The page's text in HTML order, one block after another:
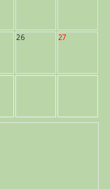
26 27